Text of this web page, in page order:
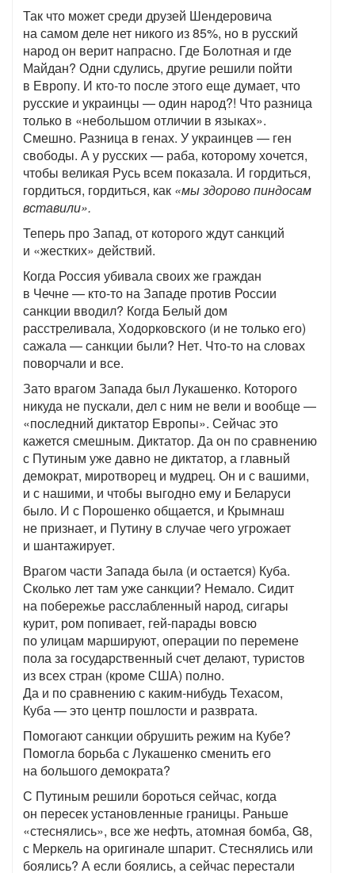
Так что может среди друзей Шендеровича
на самом деле нет никого из 85%, но в русский
народ он верит напрасно. Где Болотная и где
Майдан? Одни сдулись, другие решили пойти
в Европу. И кто-то после этого еще думает, что
русские и украинцы — один народ?! Что разница
только в «небольшом отличии в языках».
Смешно. Разница в генах. У украинцев — ген
свободы. А у русских — раба, которому хочется,
чтобы великая Русь всем показала. И гордиться,
гордиться, гордиться, как «мы здорово пиндосам
вставили».
Теперь про Запад, от которого ждут санкций
и «жестких» действий.
Когда Россия убивала своих же граждан
в Чечне — кто-то на Западе против России
санкции вводил? Когда Белый дом
расстреливала, Ходорковского (и не только его)
сажала — санкции были? Нет. Что-то на словах
поворчали и все.
Зато врагом Запада был Лукашенко. Которого
никуда не пускали, дел с ним не вели и вообще —
«последний диктатор Европы». Сейчас это
кажется смешным. Диктатор. Да он по сравнению
с Путиным уже давно не диктатор, а главный
демократ, миротворец и мудрец. Он и с вашими,
и с нашими, и чтобы выгодно ему и Беларуси
было. И с Порошенко общается, и Крымнаш
не признает, и Путину в случае чего угрожает
и шантажирует.
Врагом части Запада была (и остается) Куба.
Сколько лет там уже санкции? Немало. Сидит
на побережье расслабленный народ, сигары
курит, ром попивает, гей-парады вовсю
по улицам маршируют, операции по перемене
пола за государственный счет делают, туристов
из всех стран (кроме США) полно.
Да и по сравнению с каким-нибудь Техасом,
Куба — это центр пошлости и разврата.
Помогают санкции обрушить режим на Кубе?
Помогла борьба с Лукашенко сменить его
на большого демократа?
С Путиным решили бороться сейчас, когда
он пересек установленные границы. Раньше
«стеснялись», все же нефть, атомная бомба, G8,
с Меркель на оригинале шпарит. Стеснялись или
боялись? А если боялись, а сейчас перестали